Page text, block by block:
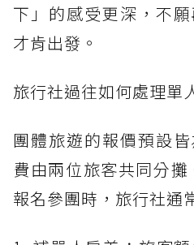
下」的感受更深，不
才肯出發。
旅行社過往如何處理單
團體旅遊的報價預設
費由兩位旅客共同分
報名參團時，旅行社通